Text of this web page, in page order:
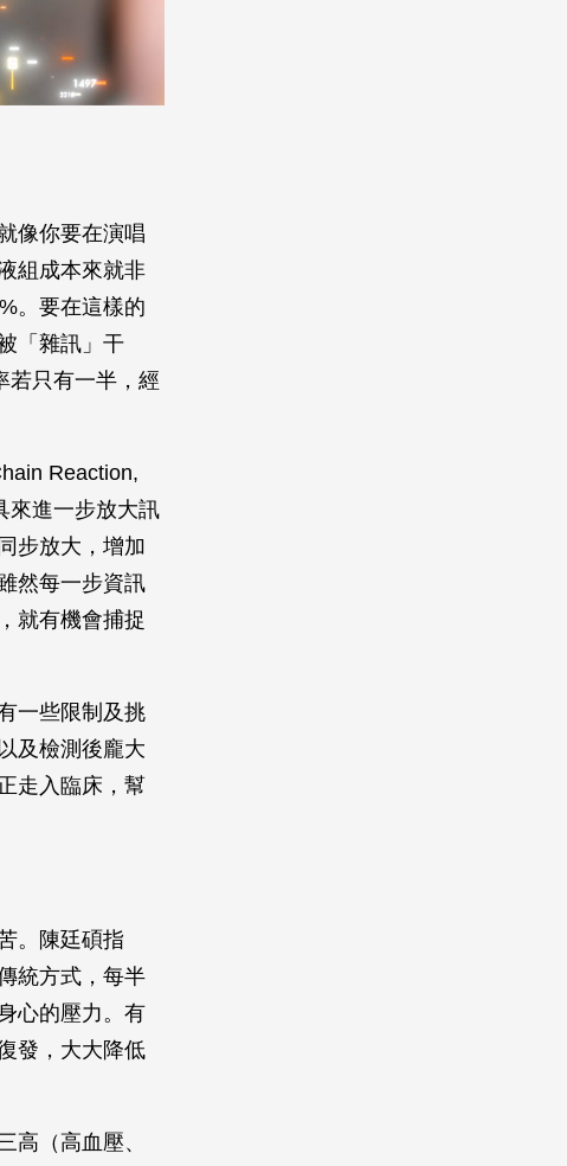
像你要在演唱
組成本來就非
。要在這樣的
「雜訊」干
若只有一半，經
Reaction,
來進一步放大訊
步放大，增加
然每一步資訊
就有機會捕捉
一些限制及挑
及檢測後龐大
走入臨床，幫
。陳廷碩指
統方式，每半
心的壓力。有
發，大大降低
高（高血壓、